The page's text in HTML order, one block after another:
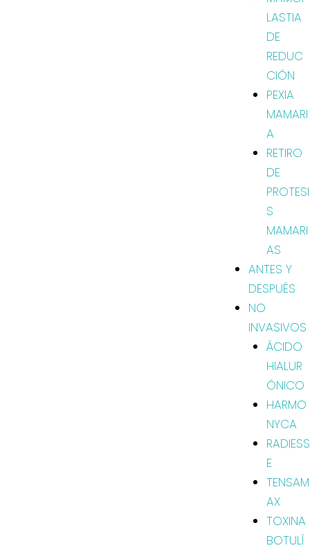
LASTIA
DE
REDUC
CIÓN
PEXIA
MAMARI
A
RETIRO
DE
PROTESI
S
MAMARI
AS
ANTES Y
DESPUÉS
NO
INVASIVOS
ÁCIDO
HIALUR
ÓNICO
HARMO
NYCA
RADIESS
E
TENSAM
AX
TOXINA
BOTULÍ